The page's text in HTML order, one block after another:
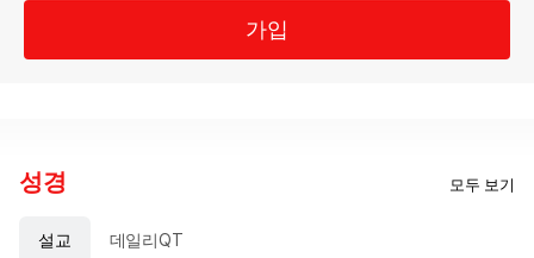
가입
성경 모두 보기
설교 데일리QT